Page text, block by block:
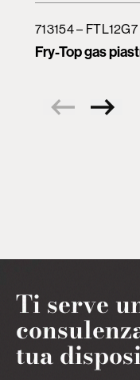
Fry-Top gas
713154 – FTL12G7
Ti serve
tua